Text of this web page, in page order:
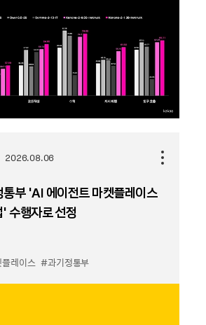
2026.08.06
부 ‘AI 에이전트 마켓플레이스
수행자로 선정
레이스 #과기정통부